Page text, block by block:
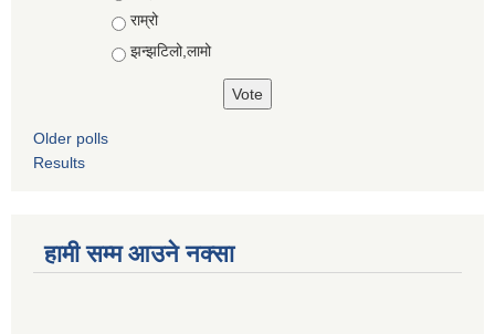
राम्रो
झन्झटिलो,लामो
Older polls
Results
हामी सम्म आउने नक्सा